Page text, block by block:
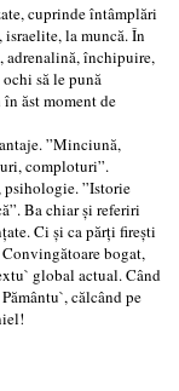
cuprinde întâmplări
israelite, la muncă. În
adrenalină, închipuire,
să le pună
ăst moment de
”Minciună,
comploturi”.
”Istorie
Ba chiar și referiri
Ci și ca părți firești
bogat,
global actual. Când
călcând pe